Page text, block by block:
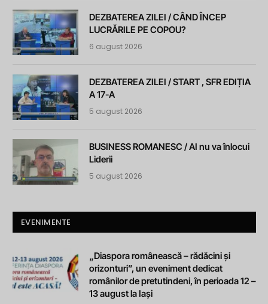
DEZBATEREA ZILEI / CÂND ÎNCEP
LUCRĂRILE PE COPOU?
6 august 2026
DEZBATEREA ZILEI / START , SFR EDIȚIA
A 17-A
5 august 2026
BUSINESS ROMANESC / AI nu va înlocui
Liderii
5 august 2026
EVENIMENTE
„Diaspora românească – rădăcini și
orizonturi”, un eveniment dedicat
românilor de pretutindeni, în perioada 12 –
13 august la Iași